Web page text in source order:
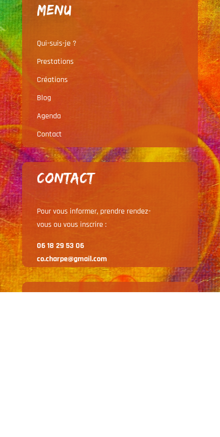
Menu
Qui-suis-je ?
Prestations
Créations
Blog
Agenda
Contact
Contact
Pour vous informer, prendre rendez-
vous ou vous inscrire :
06 18 29 53 06
co.charpe@gmail.com
Suivez-moi